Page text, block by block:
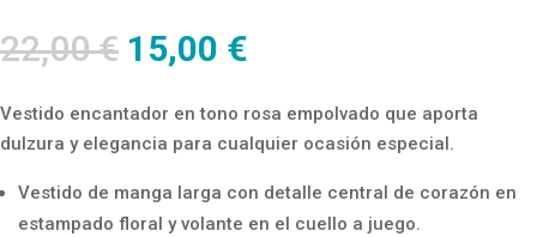
22,00€ El
precio
original
era:
22,00 €.
15,00 €
actual
es:
15,00 €.
Vestido encantador en tono rosa empolvado que aporta
dulzura y elegancia para cualquier ocasión especial.
Vestido de manga larga con detalle central de corazón en
estampado floral y volante en el cuello a juego.